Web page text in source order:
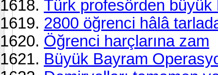
Türk profesörden büyük
2800 öğrenci hâlâ
Öğrenci harçlarına zam
Büyük Bayram